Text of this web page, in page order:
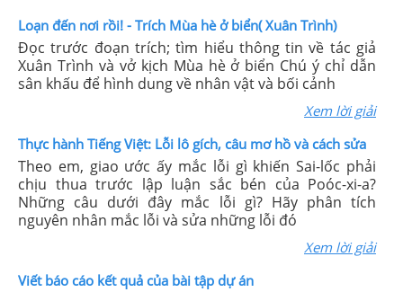
Loạn đến nơi rồi! - Trích Mùa hè ở biển( Xuân Trình)
Đọc trước đoạn trích; tìm hiểu thông tin về tác giả
Xuân Trình và vở kịch Mùa hè ở biển Chú ý chỉ dẫn
sân khấu để hình dung về nhân vật và bối cảnh
Xem lời giải
Thực hành Tiếng Việt: Lỗi lô gích, câu mơ hồ và cách sửa
Theo em, giao ước ấy mắc lỗi gì khiến Sai-lốc phải
chịu thua trước lập luận sắc bén của Poóc-xi-a?
Những câu dưới đây mắc lỗi gì? Hãy phân tích
nguyên nhân mắc lỗi và sửa những lỗi đó
Xem lời giải
Viết báo cáo kết quả của bài tập dự án